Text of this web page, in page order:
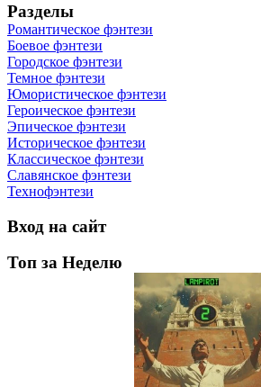
Разделы
Романтическое фэнтези
Боевое фэнтези
Городское фэнтези
Темное фэнтези
Юмористическое фэнтези
Героическое фэнтези
Эпическое фэнтези
Историческое фэнтези
Классическое фэнтези
Славянское фэнтези
Технофэнтези
Вход на сайт
Топ за Неделю